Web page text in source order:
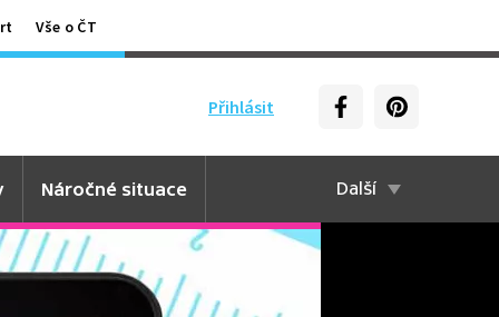
Vše o ČT
Přihlásit
Náročné situace Další